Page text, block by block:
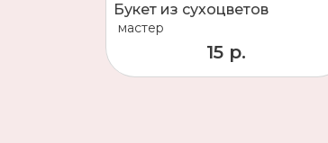
Букет из сухоцветов
мастер
15 р.